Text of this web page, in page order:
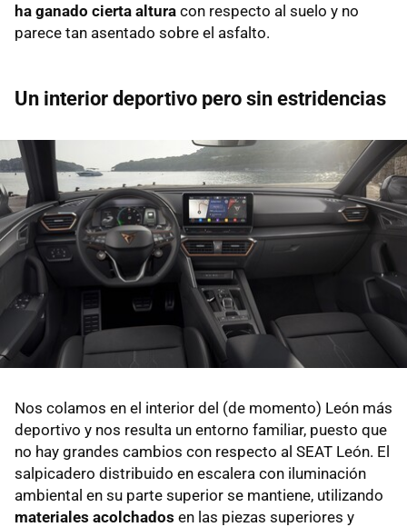
ha ganado cierta altura con respecto al suelo y no
parece tan asentado sobre el asfalto.
Un interior deportivo pero sin estridencias
Nos colamos en el interior del (de momento) León más
deportivo y nos resulta un entorno familiar, puesto que
no hay grandes cambios con respecto al SEAT León. El
salpicadero distribuido en escalera con iluminación
ambiental en su parte superior se mantiene, utilizando
materiales acolchados en las piezas superiores y